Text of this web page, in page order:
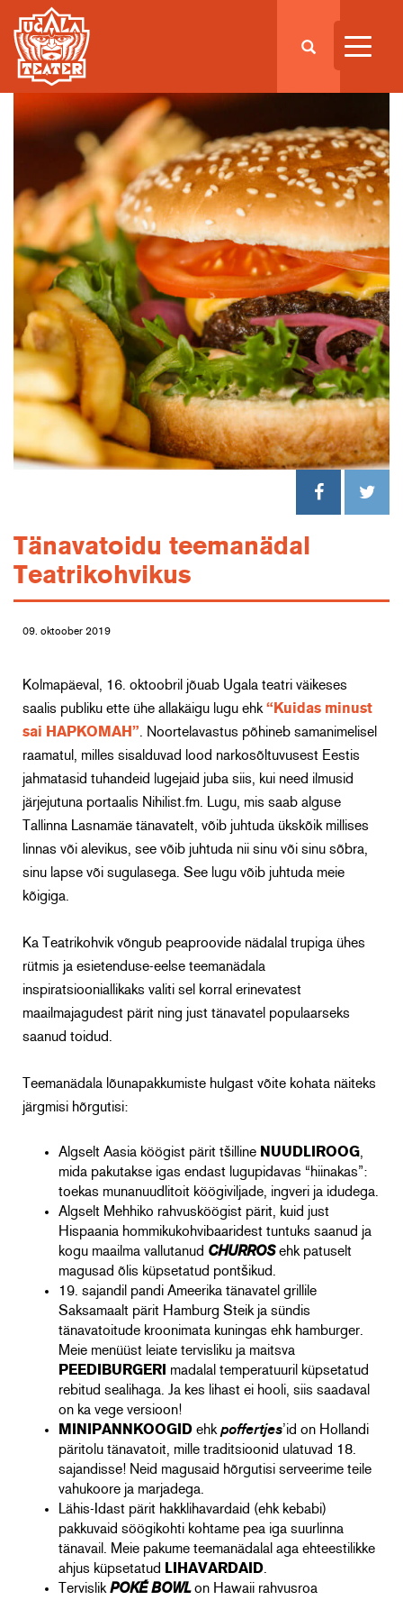
Tänavatoidu teemanädal
Teatrikohvikus
09. oktoober 2019
Kolmapäeval, 16. oktoobril jõuab Ugala teatri väikeses
saalis publiku ette ühe allakäigu lugu ehk “Kuidas minust
sai HAPKOMAH” . Noortelavastus põhineb samanimelisel
raamatul, milles sisalduvad lood narkosõltuvusest Eestis
jahmatasid tuhandeid lugejaid juba siis, kui need ilmusid
järjejutuna portaalis Nihilist.fm. Lugu, mis saab alguse
Tallinna Lasnamäe tänavatelt, võib juhtuda ükskõik millises
linnas või alevikus, see võib juhtuda nii sinu või sinu sõbra,
sinu lapse või sugulasega. See lugu võib juhtuda meie
kõigiga.
Ka Teatrikohvik võngub peaproovide nädalal trupiga ühes
rütmis ja esietenduse-eelse teemanädala
inspiratsiooniallikaks valiti sel korral erinevatest
maailmajagudest pärit ning just tänavatel populaarseks
saanud toidud.
Teemanädala lõunapakkumiste hulgast võite kohata näiteks
järgmisi hõrgutisi:
Algselt Aasia köögist pärit tšilline NUUDLIROOG
mida pakutakse igas endast lugupidavas “hiinakas”:
toekas munanuudlitoit köögiviljade, ingveri ja idudega.
Algselt Mehhiko rahvusköögist pärit, kuid just
Hispaania hommikukohvibaaridest tuntuks saanud ja
kogu maailma vallutanud CHURROSehk patuselt
magusad õlis küpsetatud pontšikud.
19. sajandil pandi Ameerika tänavatel grillile
Saksamaalt pärit Hamburg Steik ja sündis
tänavatoitude kroonimata kuningas ehk hamburger.
Meie menüüst leiate tervisliku ja maitsva
PEEDIBURGERI
madalal temperatuuril küpsetatud
rebitud sealihaga. Ja kes lihast ei hooli, siis saadaval
on ka vege versioon!
MINIPANNKOOGID ehk poffertjes’id on Hollandi
päritolu tänavatoit, mille traditsioonid ulatuvad 18.
sajandisse! Neid magusaid hõrgutisi serveerime teile
vahukoore ja marjadega.
Lähis-Idast pärit hakklihavardaid (ehk kebabi)
pakkuvaid söögikohti kohtame pea iga suurlinna
tänavail. Meie pakume teemanädalal aga ehteestilikke
ahjus küpsetatud
LIHAVARDAID
Tervislik POKÉ BOWLon Hawaii rahvusroa